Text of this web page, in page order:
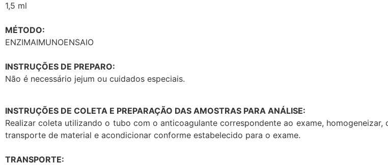
1,5 ml
MÉTODO:
ENZIMAIMUNOENSAIO
INSTRUÇÕES DE PREPARO:
Não é necessário jejum ou cuidados especiais.
INSTRUÇÕES DE COLETA E PREPARAÇÃO DAS AMOSTRAS PARA ANÁLISE:
Realizar coleta utilizando o tubo com o anticoagulante correspondente ao exame,
transporte de material e acondicionar conforme estabelecido para o exame.
TRANSPORTE: